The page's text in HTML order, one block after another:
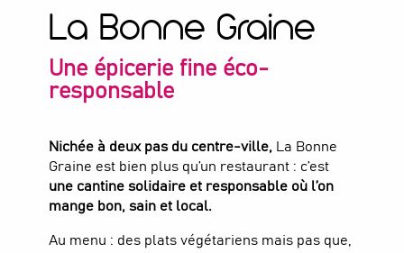
La Bonne Graine
Une épicerie fine éco-
responsable
Nichée à deux pas du centre-ville, La Bonne
Graine est bien plus qu’un restaurant : c’est
une cantine solidaire et responsable où l’on
mange bon, sain et local.
Au menu : des plats végétariens mais pas que,